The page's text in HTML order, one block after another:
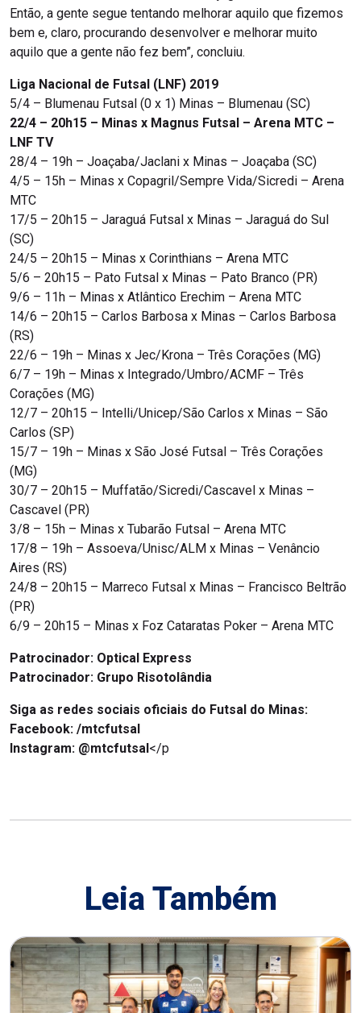
Então, a gente segue tentando melhorar aquilo que fizemos
bem e, claro, procurando desenvolver e melhorar muito
aquilo que a gente não fez bem”, concluiu.
Liga Nacional de Futsal (LNF) 2019
5/4 – Blumenau Futsal (0 x 1) Minas – Blumenau (SC)
22/4 – 20h15 – Minas x Magnus Futsal – Arena MTC –
LNF TV
28/4 – 19h – Joaçaba/Jaclani x Minas – Joaçaba (SC)
4/5 – 15h – Minas x Copagril/Sempre Vida/Sicredi – Arena
MTC
17/5 – 20h15 – Jaraguá Futsal x Minas – Jaraguá do Sul
(SC)
24/5 – 20h15 – Minas x Corinthians – Arena MTC
5/6 – 20h15 – Pato Futsal x Minas – Pato Branco (PR)
9/6 – 11h – Minas x Atlântico Erechim – Arena MTC
14/6 – 20h15 – Carlos Barbosa x Minas – Carlos Barbosa
(RS)
22/6 – 19h – Minas x Jec/Krona – Três Corações (MG)
6/7 – 19h – Minas x Integrado/Umbro/ACMF – Três
Corações (MG)
12/7 – 20h15 – Intelli/Unicep/São Carlos x Minas – São
Carlos (SP)
15/7 – 19h – Minas x São José Futsal – Três Corações
(MG)
30/7 – 20h15 – Muffatão/Sicredi/Cascavel x Minas –
Cascavel (PR)
3/8 – 15h – Minas x Tubarão Futsal – Arena MTC
17/8 – 19h – Assoeva/Unisc/ALM x Minas – Venâncio
Aires (RS)
24/8 – 20h15 – Marreco Futsal x Minas – Francisco Beltrão
(PR)
6/9 – 20h15 – Minas x Foz Cataratas Poker – Arena MTC
Patrocinador: Optical Express
Patrocinador: Grupo Risotolândia
Siga as redes sociais oficiais do Futsal do Minas:
Facebook: /mtcfutsal
Instagram: @mtcfutsal</p
Leia Também